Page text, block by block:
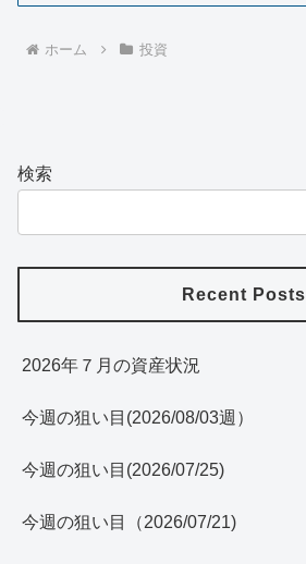
ホーム 投資
検索
Recent Posts
2026年７月の資産状況
今週の狙い目(2026/08/03週）
今週の狙い目(2026/07/25)
今週の狙い目（2026/07/21)